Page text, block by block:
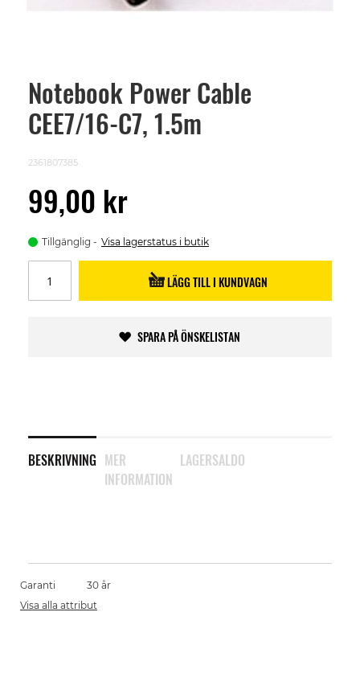
Notebook Power Cable
CEE7/16-C7, 1.5m
2361807385
99,00 kr
Tillgänglig Visa lagerstatus i butik
LÄGG TILL I KUNDVAGN
SPARA PÅ ÖNSKELISTAN
BESKRIVNING MER
INFORMATION
LAGERSALDO
Skip
beginning
images
Garanti
30 år
Visa alla attribut